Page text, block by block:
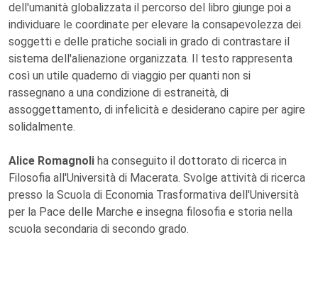
dell'umanità globalizzata il percorso del libro giunge poi a
individuare le coordinate per elevare la consapevolezza dei
soggetti e delle pratiche sociali in grado di contrastare il
sistema dell'alienazione organizzata. Il testo rappresenta
così un utile quaderno di viaggio per quanti non si
rassegnano a una condizione di estraneità, di
assoggettamento, di infelicità e desiderano capire per agire
solidalmente.
Alice Romagnoli ha conseguito il dottorato di ricerca in
Filosofia all'Università di Macerata. Svolge attività di ricerca
presso la Scuola di Economia Trasformativa dell'Università
per la Pace delle Marche e insegna filosofia e storia nella
scuola secondaria di secondo grado.